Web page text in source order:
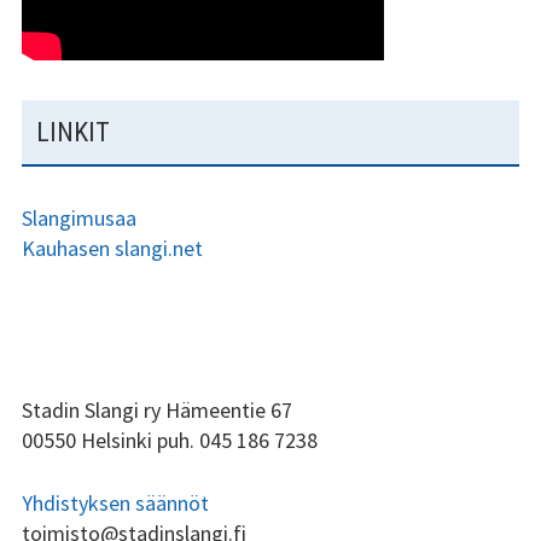
LINKIT
Slangimusaa
Kauhasen slangi.net
ALAPALKIN
SIVUPALKKI
Stadin Slangi ry Hämeentie 67
00550 Helsinki puh. 045 186 7238
Yhdistyksen säännöt
toimisto@stadinslangi.fi